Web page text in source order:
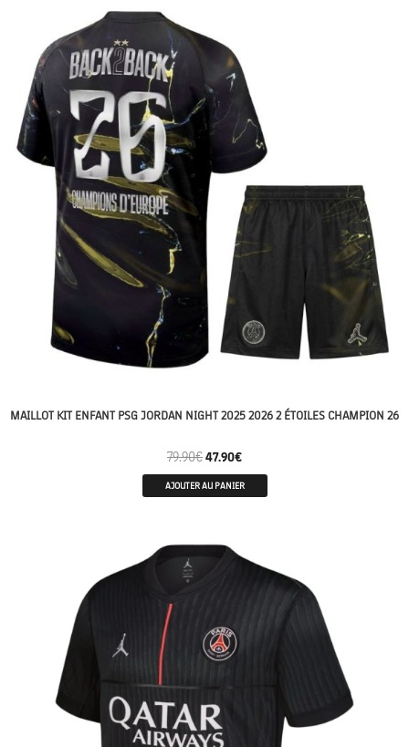
MAILLOT KIT ENFANT PSG JORDAN NIGHT 2025 2026 2 ÉTOILES CHAMPION 26
79.90€47.90€
AJOUTER AU PANIER